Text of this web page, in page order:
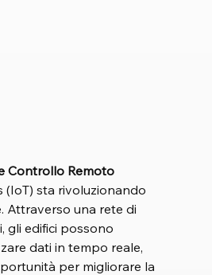
Controllo Remoto
(IoT) sta rivoluzionando
Attraverso una rete di
gli edifici possono
dati in tempo reale,
per migliorare la